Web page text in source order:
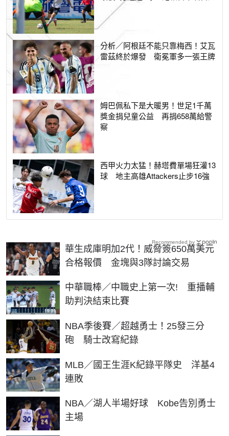
分析／阿根廷不能只靠梅西！艾瓦
雷茲終於爆發 衛冕軍多一張王牌
姆巴佩私下是大暖男！世足1千萬
獎金捐兒童公益 再捐658萬給警
察
西甲火力太猛！赫塔費單場狂灌13
球 地主高雄Attackers止步16強
華生成庫明加2代！威脅簽650萬美元
合格報價 金塊與3隊討論交易
中華職棒／中職史上第一次! 重播輔
助判決結束比賽
NBA季後賽／超越勇士！25發三分
砲 騎士改寫紀錄
MLB／國王生涯K紀錄平隊史 洋基4
連敗
NBA／湖人半場好球 Kobe告別勇士
主場
Recommended by